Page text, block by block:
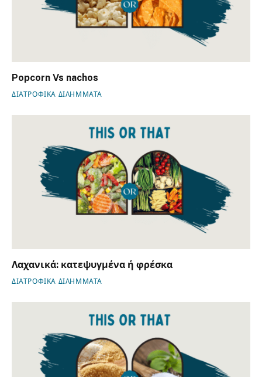
Popcorn Vs nachos
ΔΙΑΤΡΟΦΙΚΑ ΔΙΛΗΜΜΑΤΑ
Λαχανικά: κατεψυγμένα ή φρέσκα
ΔΙΑΤΡΟΦΙΚΑ ΔΙΛΗΜΜΑΤΑ